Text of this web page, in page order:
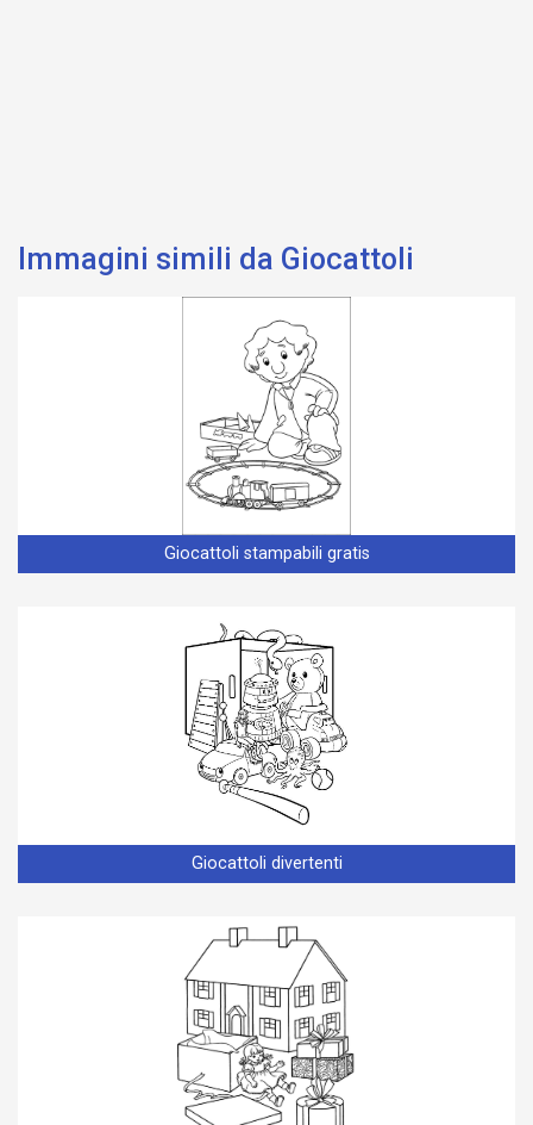
Immagini simili da Giocattoli
Giocattoli stampabili gratis
Giocattoli divertenti